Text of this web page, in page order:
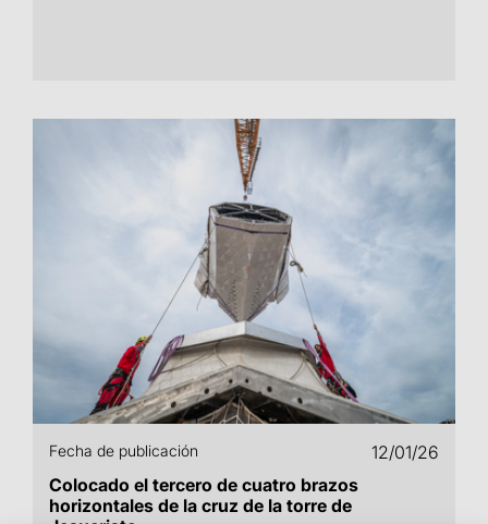
Fecha de publicación
12/01/26
Colocado el tercero de cuatro brazos
horizontales de la cruz de la torre de